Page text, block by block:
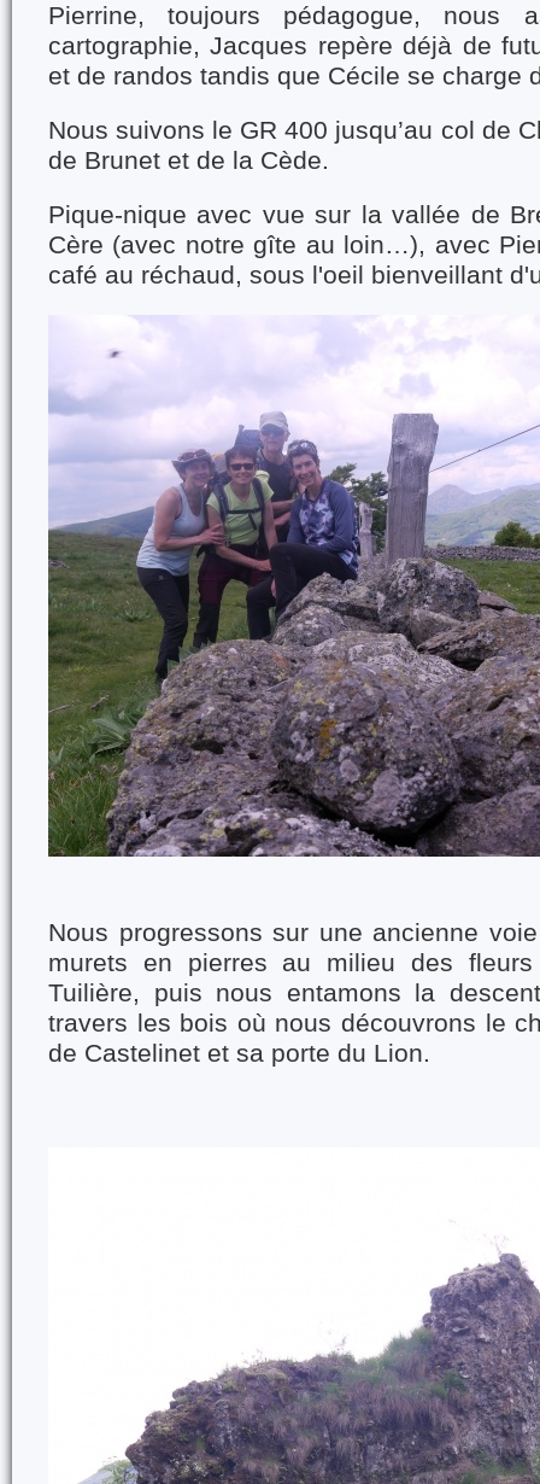
Pierrine, toujours pédagogue, nous
cartographie, Jacques repère déjà de
et de randos tandis que Cécile se charge
Nous suivons le GR 400 jusqu’au col de
de Brunet et de la Cède.
Pique-nique avec vue sur la vallée de
Cère (avec notre gîte au loin…), avec
café au réchaud, sous l'oeil bienveillant
Nous progressons sur une ancienne
murets en pierres au milieu des fleurs
Tuilière, puis nous entamons la
travers les bois où nous découvrons le
de Castelinet et sa porte du Lion.